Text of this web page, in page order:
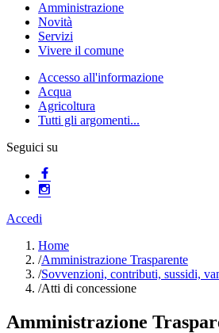
Amministrazione
Novità
Servizi
Vivere il comune
Accesso all'informazione
Acqua
Agricoltura
Tutti gli argomenti...
Seguici su
Accedi
Home
/Amministrazione Trasparente
/Sovvenzioni, contributi, sussidi,
/Atti di concessione
Amministrazione